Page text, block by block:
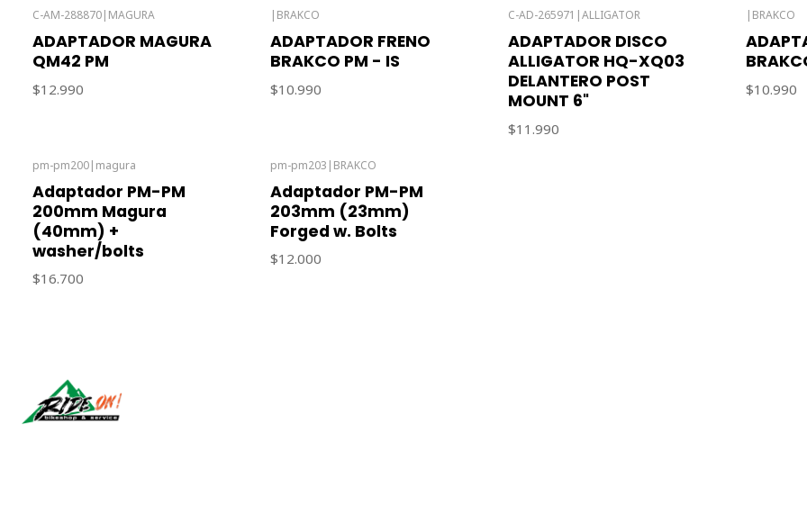
C-AM-288870| MAGURA
ADAPTADOR MAGURA
QM42 PM
$12.990
| BRAKCO
ADAPTADOR FRENO
BRAKCO PM - IS
$10.990
C-AD-265971 |ALLIGATOR
ADAPTADOR DISCO
ALLIGATOR HQ-XQ03
DELANTERO POST
MOUNT 6"
$11.990
| BRAKCO
$10.990
pm-pm200| magura
Adaptador PM-PM
200mm Magura
(40mm) +
washer/bolts
$16.700
pm-pm203 | BRAKCO
Adaptador PM-PM
203mm (23mm)
Forged w. Bolts
$12.000